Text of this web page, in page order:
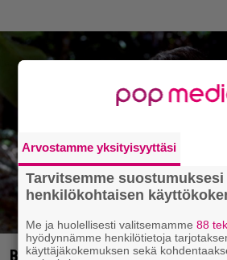
Bond-luojan 68 vuotta sitten
Arvostamme yksityisyyttäsi
Tarvitsemme
henkilökohtaisen
Me ja huolellisesti valitsemamme88
hyödynnämme henkilötietoja
käyttäjäkokemuksen sekä